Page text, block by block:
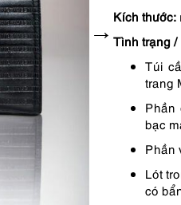
Kích thước:
Tình trạng /
Túi
trang
Phần
bạc
Phần
Lót
có